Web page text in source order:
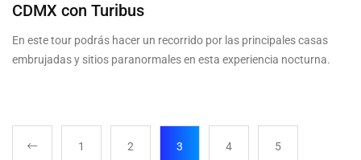
CDMX con Turibus
En este tour podrás hacer un recorrido por las principales casas
embrujadas y sitios paranormales en esta experiencia nocturna.
1 2 3 4 5